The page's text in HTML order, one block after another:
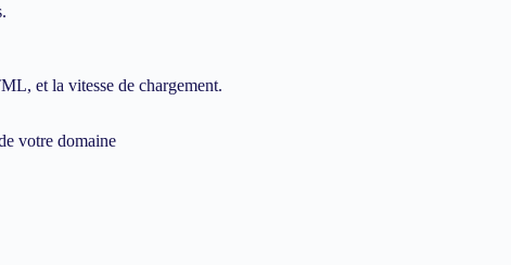
et la vitesse de chargement.
votre domaine